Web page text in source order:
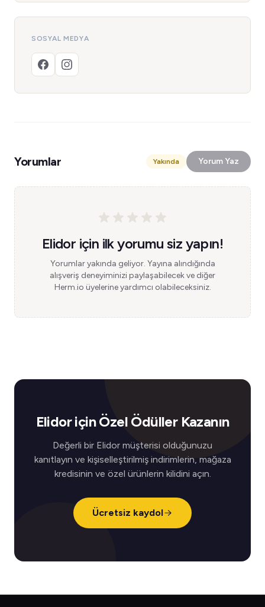
SOSYAL MEDYA
Yorumlar Yakında Yorum Yaz
Elidor için ilk yorumu siz yapın!
Yorumlar yakında geliyor. Yayına alındığında
alışveriş deneyiminizi paylaşabilecek ve diğer
Herm.io üyelerine yardımcı olabileceksiniz.
Elidor için Özel Ödüller Kazanın
Değerli bir Elidor müşterisi olduğunuzu
kanıtlayın ve kişiselleştirilmiş indirimlerin, mağaza
kredisinin ve özel ürünlerin kilidini açın.
Ücretsiz kaydol